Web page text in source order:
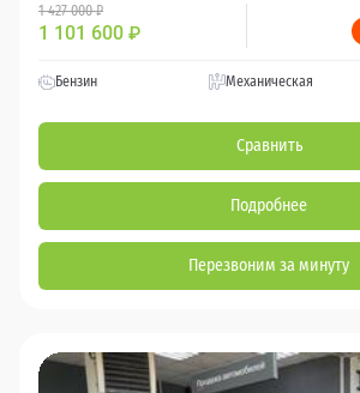
1 427 000 ₽
1 101 600 ₽
Бензин Механическая
Сравнить
Подробнее
Перезвоним за минуту